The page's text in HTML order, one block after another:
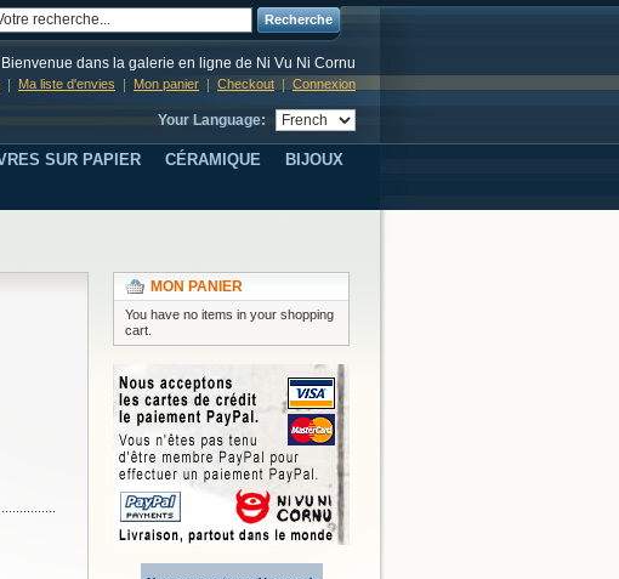
Recherche
Bienvenue dans la galerie en ligne de Ni Vu Ni Cornu
Ma liste d'envies Mon panier Checkout Connexion
Your Language:
SUR PAPIER CÉRAMIQUE
BIJOUX
MON PANIER
You have no items in your shopping
cart.